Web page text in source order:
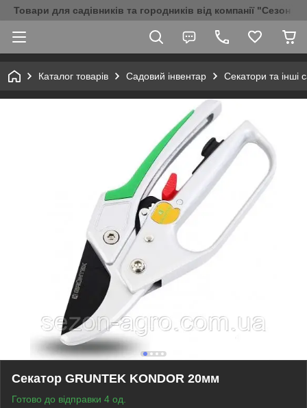
Товари для садівників та городників від компанії "Сезон
Каталог товарів Садовий інвентар Секатори та інші
Секатор GRUNTEK KONDOR 20мм
Готово до відправки 4 од.